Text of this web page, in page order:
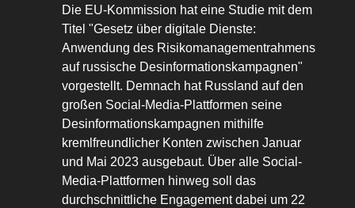
Die EU-Kommission hat eine Studie mit dem
Titel "Gesetz über digitale Dienste:
Anwendung des Risikomanagementrahmens
auf russische Desinformationskampagnen"
vorgestellt. Demnach hat Russland auf den
großen Social-Media-Plattformen seine
Desinformationskampagnen mithilfe
kremlfreundlicher Konten zwischen Januar
und Mai 2023 ausgebaut. Über alle Social-
Media-Plattformen hinweg soll das
durchschnittliche Engagement dabei um 22